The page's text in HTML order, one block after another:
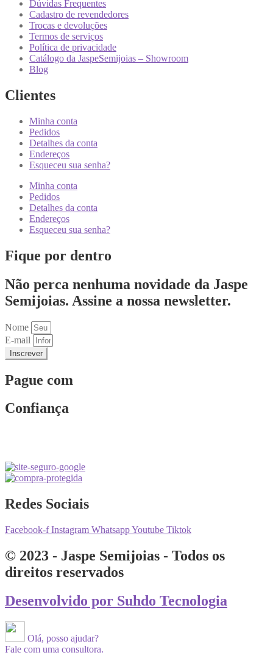
Dúvidas Frequentes
Cadastro de revendedores
Trocas e devoluções
Termos de serviços
Política de privacidade
Catálogo da JaspeSemijoias – Showroom
Blog
Clientes
Minha conta
Pedidos
Detalhes da conta
Endereços
Esqueceu sua senha?
Minha conta
Pedidos
Detalhes da conta
Endereços
Esqueceu sua senha?
Fique por dentro
Não perca nenhuma novidade da Jaspe
Semijoias. Assine a nossa newsletter.
Nome
E-mail
Inscrever
Pague com
Confiança
Redes Sociais
Facebook-f Instagram WhatsappYoutube Tiktok
© 2023 - Jaspe Semijoias - Todos os
direitos reservados
Desenvolvido por Suhdo Tecnologia
Olá, posso ajudar?
Fale com uma consultora.